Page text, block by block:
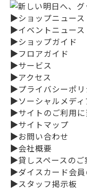
▶ショップニュース
▶イベントニュース
▶ショップガイド
▶フロアガイド
▶サービス
▶アクセス
▶プライバシーポリ
▶ソーシャルメデ
▶サイトのご利用
▶サイトマップ
▶お問い合わせ
▶会社概要
▶貸しスペースのご
▶ダイスカード会
▶スタッフ掲示板